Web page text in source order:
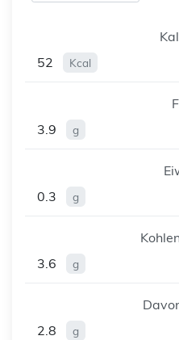
52
Kcal
3.9
g
0.3
g
3.6
g
2.8
g